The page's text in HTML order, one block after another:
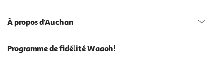
À propos d'Auchan
Programme de fidélité Waaoh!